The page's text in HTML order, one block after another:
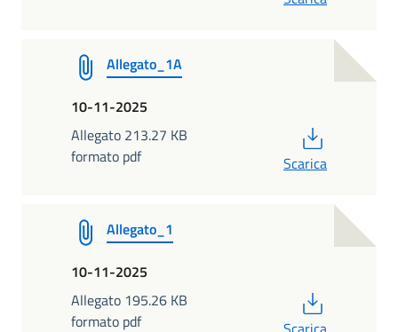
Allegato_1A
10-11-2025
Allegato 213.27 KB
formato pdf
Scarica
Allegato_1
10-11-2025
Allegato 195.26 KB
formato pdf